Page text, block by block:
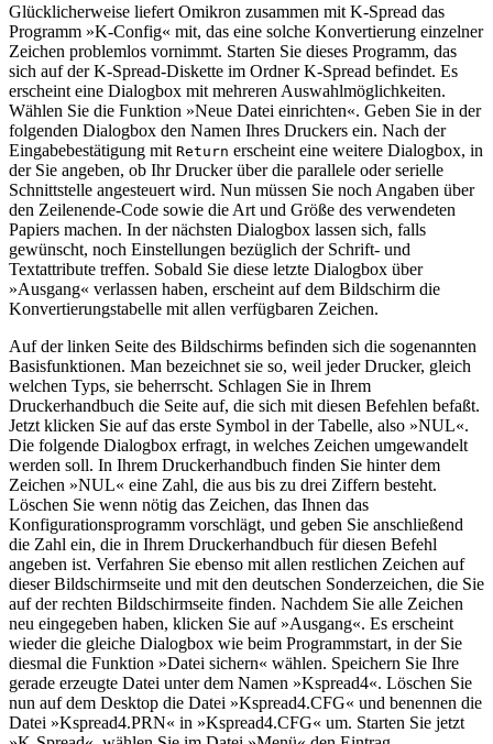
Glücklicherweise liefert Omikron zusammen mit K-Spread das
Programm »K-Config« mit, das eine solche Konvertierung einzelner
Zeichen problemlos vornimmt. Starten Sie dieses Programm, das
sich auf der K-Spread-Diskette im Ordner K-Spread befindet. Es
erscheint eine Dialogbox mit mehreren Auswahlmöglichkeiten.
Wählen Sie die Funktion »Neue Datei einrichten«. Geben Sie in der
folgenden Dialogbox den Namen Ihres Druckers ein. Nach der
Eingabebestätigung mit Return erscheint eine weitere Dialogbox, in
der Sie angeben, ob Ihr Drucker über die parallele oder serielle
Schnittstelle angesteuert wird. Nun müssen Sie noch Angaben über
den Zeilenende-Code sowie die Art und Größe des verwendeten
Papiers machen. In der nächsten Dialogbox lassen sich, falls
gewünscht, noch Einstellungen bezüglich der Schrift- und
Textattribute treffen. Sobald Sie diese letzte Dialogbox über
»Ausgang« verlassen haben, erscheint auf dem Bildschirm die
Konvertierungstabelle mit allen verfügbaren Zeichen.
Auf der linken Seite des Bildschirms befinden sich die sogenannten
Basisfunktionen. Man bezeichnet sie so, weil jeder Drucker, gleich
welchen Typs, sie beherrscht. Schlagen Sie in Ihrem
Druckerhandbuch die Seite auf, die sich mit diesen Befehlen befaßt.
Jetzt klicken Sie auf das erste Symbol in der Tabelle, also »NUL«.
Die folgende Dialogbox erfragt, in welches Zeichen umgewandelt
werden soll. In Ihrem Druckerhandbuch finden Sie hinter dem
Zeichen »NUL« eine Zahl, die aus bis zu drei Ziffern besteht.
Löschen Sie wenn nötig das Zeichen, das Ihnen das
Konfigurationsprogramm vorschlägt, und geben Sie anschließend
die Zahl ein, die in Ihrem Druckerhandbuch für diesen Befehl
angeben ist. Verfahren Sie ebenso mit allen restlichen Zeichen auf
dieser Bildschirmseite und mit den deutschen Sonderzeichen, die Sie
auf der rechten Bildschirmseite finden. Nachdem Sie alle Zeichen
neu eingegeben haben, klicken Sie auf »Ausgang«. Es erscheint
wieder die gleiche Dialogbox wie beim Programmstart, in der Sie
diesmal die Funktion »Datei sichern« wählen. Speichern Sie Ihre
gerade erzeugte Datei unter dem Namen »Kspread4«. Löschen Sie
nun auf dem Desktop die Datei »Kspread4.CFG« und benennen die
Datei »Kspread4.PRN« in »Kspread4.CFG« um. Starten Sie jetzt